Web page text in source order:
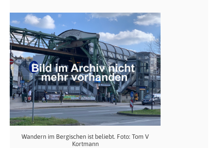
Wandern im Bergischen ist beliebt. Foto: Tom V
Kortmann